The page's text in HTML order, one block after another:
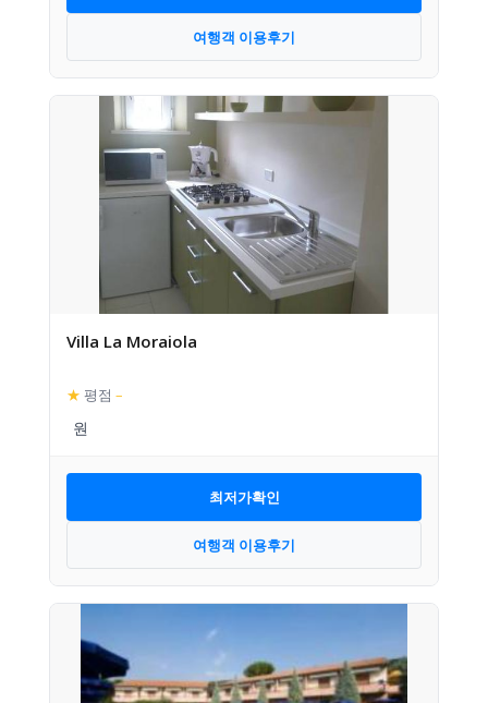
여행객 이용후기
Villa La Moraiola
★ 평점 –
최저가확인
여행객 이용후기